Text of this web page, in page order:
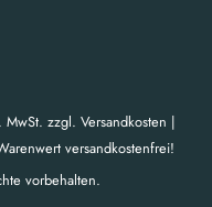
zzgl. Versandkosten |
versandkostenfrei!
vorbehalten.